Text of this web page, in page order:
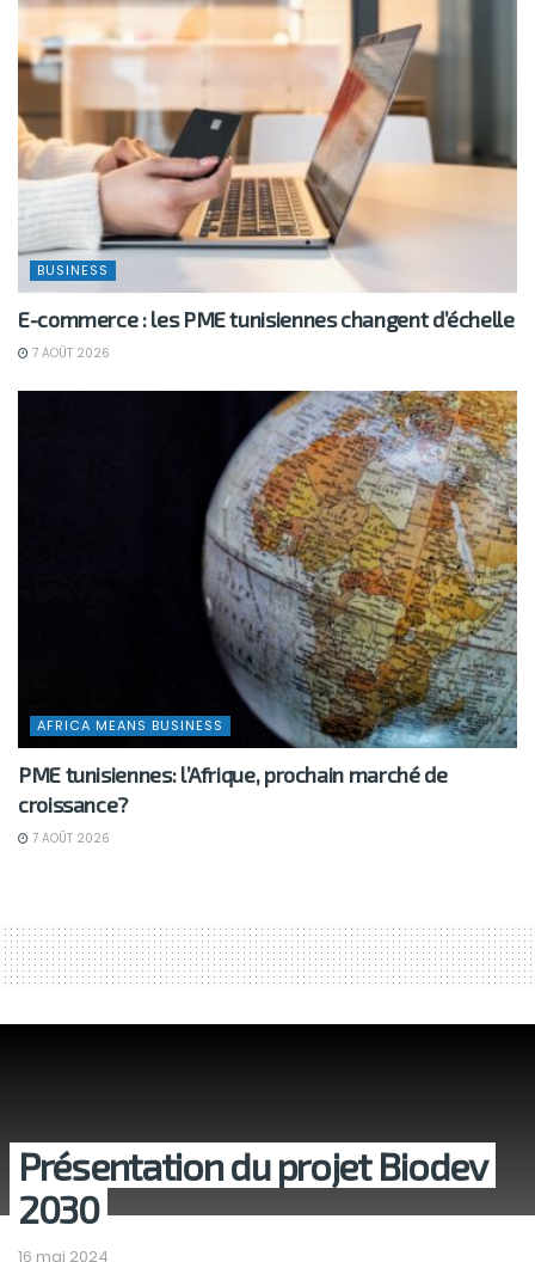
BUSINESS
E-commerce : les PME tunisiennes changent d’échelle
7 AOÛT 2026
AFRICA MEANS BUSINESS
PME tunisiennes: l’Afrique, prochain marché de
croissance?
7 AOÛT 2026
Présentation du projet Biodev
2030
16 mai 2024